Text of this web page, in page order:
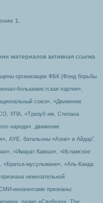
1.
материалов активная ссылка
организации ФБК (Фонд борьбы
большевистская партия»,
союз», «Движение
УПА, «Тризуб им. Степана
народа», движение
АУЕ, батальоны «Азов» и Айдар″.
«Имарат Кавказ», «Исламское
мусульмане», «Аль-Каида
нежелательной
иноагентами признаны: